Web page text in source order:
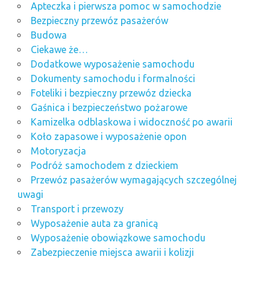
Apteczka i pierwsza pomoc w samochodzie
Bezpieczny przewóz pasażerów
Budowa
Ciekawe że…
Dodatkowe wyposażenie samochodu
Dokumenty samochodu i formalności
Foteliki i bezpieczny przewóz dziecka
Gaśnica i bezpieczeństwo pożarowe
Kamizelka odblaskowa i widoczność po awarii
Koło zapasowe i wyposażenie opon
Motoryzacja
Podróż samochodem z dzieckiem
Przewóz pasażerów wymagających szczególnej
uwagi
Transport i przewozy
Wyposażenie auta za granicą
Wyposażenie obowiązkowe samochodu
Zabezpieczenie miejsca awarii i kolizji